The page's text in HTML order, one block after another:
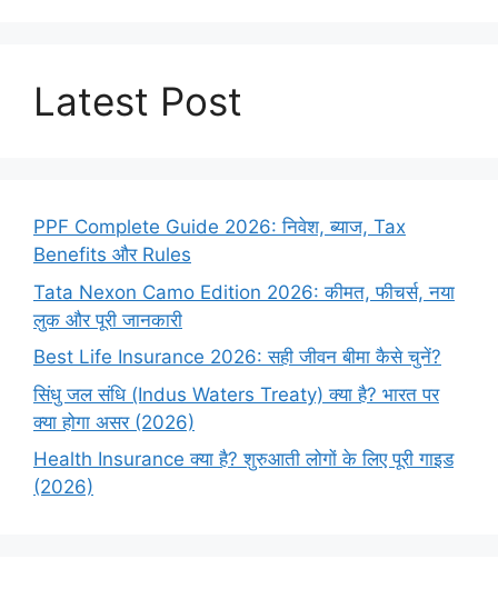
Latest Post
PPF Complete Guide 2026: निवेश, ब्याज, Tax
Benefits और Rules
Tata Nexon Camo Edition 2026: कीमत, फीचर्स, नया
लुक और पूरी जानकारी
Best Life Insurance 2026: सही जीवन बीमा कैसे चुनें?
सिंधु जल संधि (Indus Waters Treaty) क्या है? भारत पर
क्या होगा असर (2026)
Health Insurance क्या है? शुरुआती लोगों के लिए पूरी गाइड
(2026)